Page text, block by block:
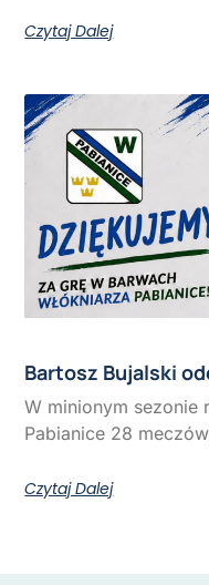
Czytaj Dalej
Bartosz Bujalski
W minionym sezonie
Pabianice 28
Czytaj Dalej